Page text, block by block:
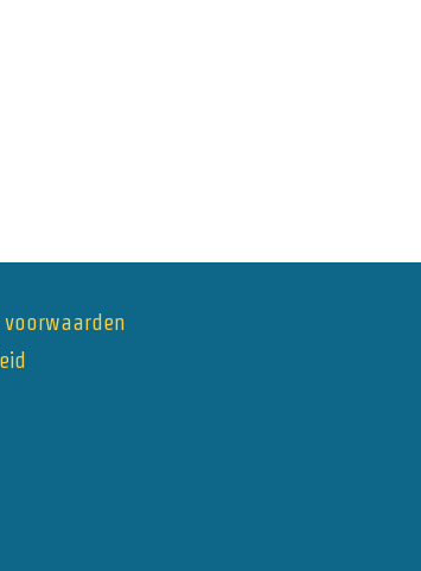
voorwaarden